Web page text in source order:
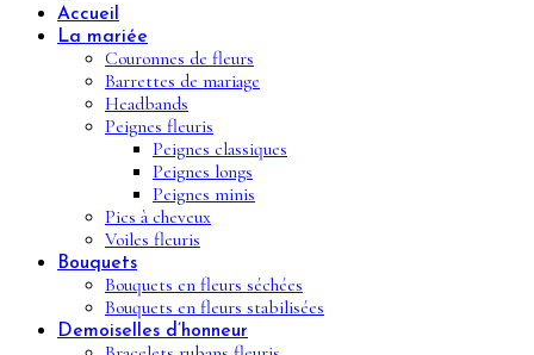
Accueil
La mariée
Couronnes de fleurs
Barrettes de mariage
Headbands
Peignes fleuris
Peignes classiques
Peignes longs
Peignes minis
Pics à cheveux
Voiles fleuris
Bouquets
Bouquets en fleurs séchées
Bouquets en fleurs stabilisées
Demoiselles d’honneur